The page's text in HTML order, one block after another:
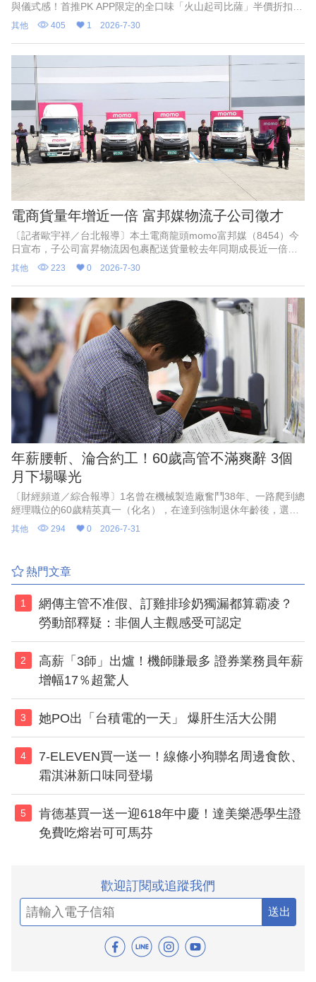
與儀式感！首推PK APP限定的全口味「火山起司比薩」半價折扣，
最低357元起，還有528元起「火山寵爸餐」及888元起「火山芝心
爸發餐」等套餐組合，輸入隱藏折扣碼還有「買1送5」超狂好康！
其他 405 1 2026-7-30
電商貨量年增近一倍 富邦媒物流子公司徵才
〔記者歐宇祥／台北報導〕本土電商龍頭momo富邦媒（8454）今
日宣布，子公司富昇物流因包裹配送貨量較去年同期成長近一倍，
即日起於全台增聘百名貨車及機車配送司機，並同步開放彈性兼職
職缺；該公司指出，6月配送司機平均月薪近7萬元，加計年終獎金
後，績優司機年薪上看百萬。
其他 223 0 2026-7-30
年薪腰斬、淪合約工！60歲高管不滿爽辭 3個
月下場曝光
〔財經頻道／綜合報導〕1名曾在機械製造廠奮鬥38年、一路爬到總
經理職位的60歲精英真一（化名），在達到強制退休年齡後，選擇
婉拒待遇腰斬，且需轉任部屬助手的續聘合約，滿懷期待地迎接自
由人生。
其他 294 0 2026-7-31
熱門文章
1
網傳主管不准假、訂雞排珍奶獨漏都算霸凌？
勞動部釋疑：非個人主觀感受可認定
2
高薪「3師」出爐！機師賺最多 證券業務員年薪
增幅17％超驚人
3 她PO出「台積電的一天」 爆肝生活大公開
4
7-ELEVEN買一送一！線條小狗聯名周邊食飲、
霜淇淋新口味同登場
5
肯德基買一送一迎618年中慶！達美樂憑學生證
免費吃熔岩可可馬芬
歡迎訂閱或追蹤我們
送出